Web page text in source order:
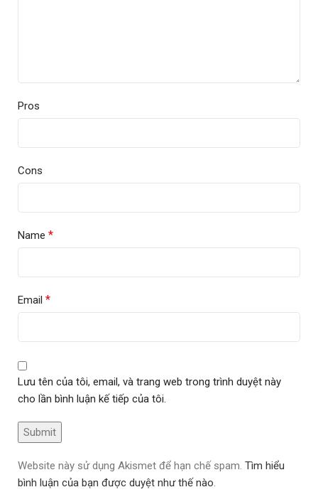
Pros
Cons
Name *
Email *
Lưu tên của tôi, email, và trang web trong trình duyệt này
cho lần bình luận kế tiếp của tôi.
Website này sử dụng Akismet để hạn chế spam. Tìm hiểu
bình luận của bạn được duyệt như thế nào.